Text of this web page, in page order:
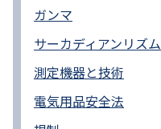
ガンマ
サーカディアンリズム
測定機器と技術
電気用品安全法